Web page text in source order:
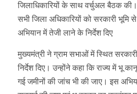
जिलाधिकारियों के साथ वर्चुअल बैठक
सभी जिला अधिकारियों को सरकारी
अभियान में तेजी लाने के निर्देश दिए
मुख्यमंत्री ने ग्राम सभाओं में स्थित
निर्देश दिए। उन्होंने कहा कि राज्य में भू
गई जमीनों की जांच भी की जाए। इस